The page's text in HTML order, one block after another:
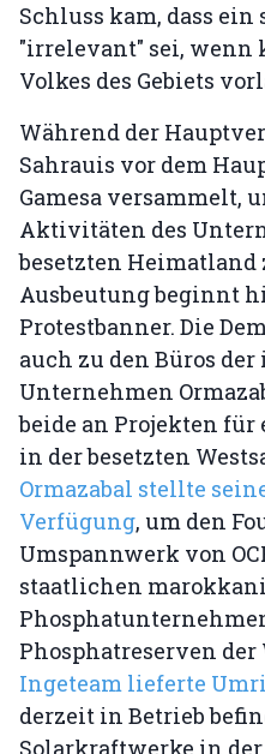
Schluss kam, dass ein
"irrelevant" sei, wenn
Volkes des Gebiets
Während der
Sahrauis vor dem
Gamesa versammelt,
Aktivitäten des
besetzten Heimatland
Ausbeutung beginnt
Protestbanner. Die
auch zu den Büros
Unternehmen
beide an Projekten für
in der besetzten
Ormazabal stellte
Verfügung, um den
Umspannwerk von
staatlichen
Phosphatreserven der
Ingeteam lieferte
derzeit in Betrieb
Solarkraftwerke in der